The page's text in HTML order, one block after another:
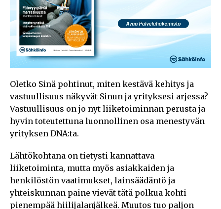
Oletko Sinä pohtinut, miten kestävä kehitys ja
vastuullisuus näkyvät Sinun ja yrityksesi arjessa?
Vastuullisuus on jo nyt liiketoiminnan perusta ja
hyvin toteutettuna luonnollinen osa menestyvän
yrityksen DNA:ta.
Lähtökohtana on tietysti kannattava
liiketoiminta, mutta myös asiakkaiden ja
henkilöstön vaatimukset, lainsäädäntö ja
yhteiskunnan paine vievät tätä polkua kohti
pienempää hiilijalanjälkeä. Muutos tuo paljon